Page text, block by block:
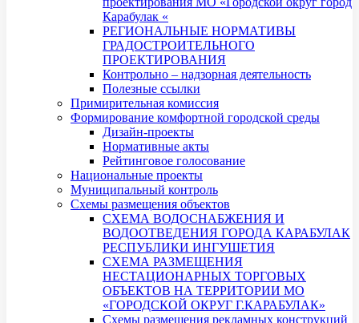
Карабулак «
РЕГИОНАЛЬНЫЕ НОРМАТИВЫ
ГРАДОСТРОИТЕЛЬНОГО
ПРОЕКТИРОВАНИЯ
Контрольно – надзорная деятельность
Полезные ссылки
Примирительная комиссия
Формирование комфортной городской среды
Дизайн-проекты
Нормативные акты
Рейтинговое голосование
Национальные проекты
Муниципальный контроль
Схемы размещения объектов
СХЕМА ВОДОСНАБЖЕНИЯ И
ВОДООТВЕДЕНИЯ ГОРОДА КАРАБУЛАК
РЕСПУБЛИКИ ИНГУШЕТИЯ
СХЕМА РАЗМЕЩЕНИЯ
НЕСТАЦИОНАРНЫХ ТОРГОВЫХ
ОБЪЕКТОВ НА ТЕРРИТОРИИ МО
«ГОРОДСКОЙ ОКРУГ Г.КАРАБУЛАК»
Схемы размещения рекламных конструкций